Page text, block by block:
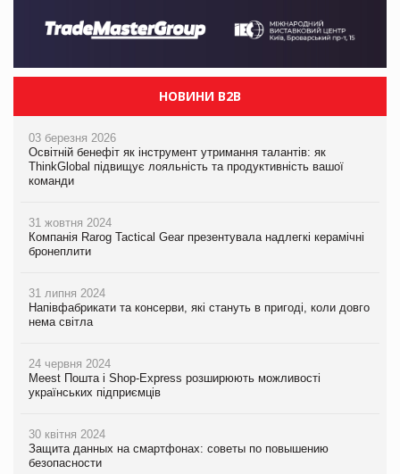
НОВИНИ B2B
03 березня 2026
Освітній бенефіт як інструмент утримання талантів: як
ThinkGlobal підвищує лояльність та продуктивність вашої
команди
31 жовтня 2024
Компанія Rarog Tactical Gear презентувала надлегкі керамічні
бронеплити
31 липня 2024
Напівфабрикати та консерви, які стануть в пригоді, коли довго
нема світла
24 червня 2024
Meest Пошта і Shop-Express розширюють можливості
українських підприємців
30 квітня 2024
Защита данных на смартфонах: советы по повышению
безопасности